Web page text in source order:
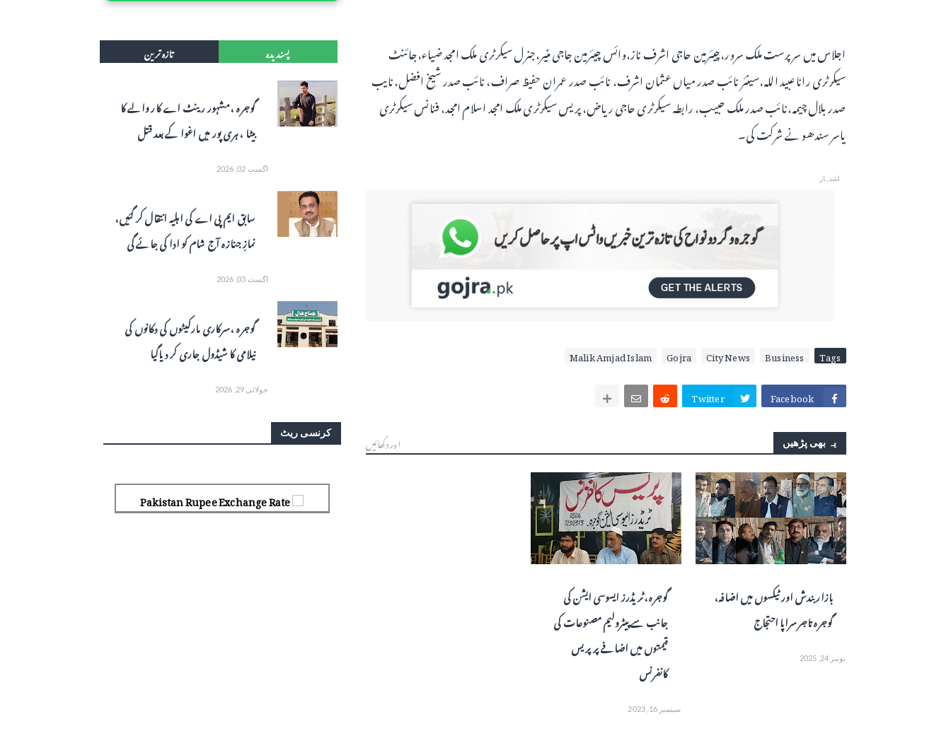
اجلاس میں سرپرست ملک سرور،چیئرمین حاجی اشرف ناز،وائس چیئرمین جاجی منیر،جنرل سیکرٹری ملک امجد ضیاء،جائنٹ
سیکرٹری رانا عبید اللہ،سینئر نائب صدر میاں عثمان اشرف، نائب صدر عمران حفیظ صراف، نائب صدر شیخ افضل،نایب
صدر بلال چیمہ،نائب صدر ملک حبیب، رابطہ سیکرٹری حاجی ریاض، پریس سیکرٹری ملک امجد اسلام امجد، فنانس سیکرٹری
یاسر سندھو نے شرکت کی۔
اشتہار
Tags
Business
City News
Gojra
Malik Amjad Islam
Facebook
Twitter
یہ بھی پڑھیں اور دکھائیں
بازار بندش اور ٹیکسوں میں اضافہ،
گوجرہ تاجر سراپا احتجاج
نونبر 24, 2025
گوجرہ، ٹریڈرز ایسوسی ایشن کی
جانب سے پیٹرولیم مصنوعات کی
قیمتوں میں اضافے پر پریس
کانفرنس
سبتمبر 16, 2023
پسندیدہ تازہ ترین
گوجرہ ، مشہور رینٹ اے کار والے کا
بیٹا ، ہری پور میں اغوا کے بعد قتل
اگست 02, 2026
سابق ایم پی اے کی اہلیہ انتقال کر گئیں،
نمازِ جنازہ آج شام کو ادا کی جائے گی
اگست 03, 2026
گوجرہ ، سرکاری مارکیٹوں کی دکانوں کی
نیلامی کا شیڈول جاری کر دیاگیا
جولائی 29, 2026
کرنسی ریٹ